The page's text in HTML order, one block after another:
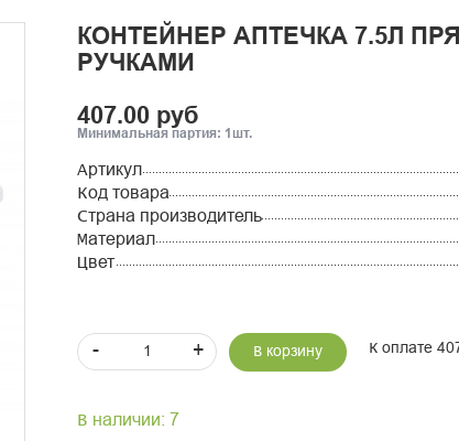
КОНТЕЙНЕР АПТЕЧКА 7.5Л
РУЧКАМИ
407.00 руб
Минимальная партия: 1шт.
Артикул
Код товара
Страна производитель
Материал
Цвет
- + В корзину К оплате
В наличии: 7